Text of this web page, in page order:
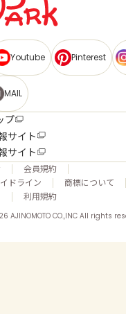
Youtube Pinterest
MAIL
プ
サイト
サイト
会員規約
ドライン
商標について
利用規約
CO.,INC All rights